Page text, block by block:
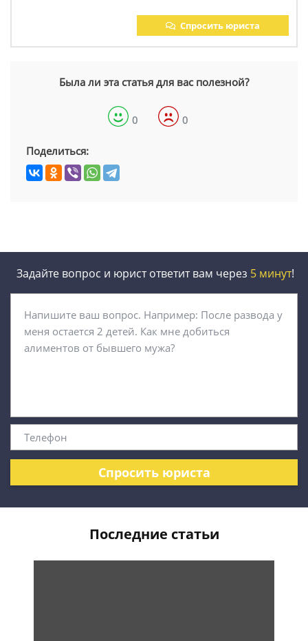
Спросить юриста
Была ли эта статья для вас полезной?
0 0
Поделиться:
Задайте вопрос и юрист ответит вам через 5 минут!
Спросить юриста
Последние статьи